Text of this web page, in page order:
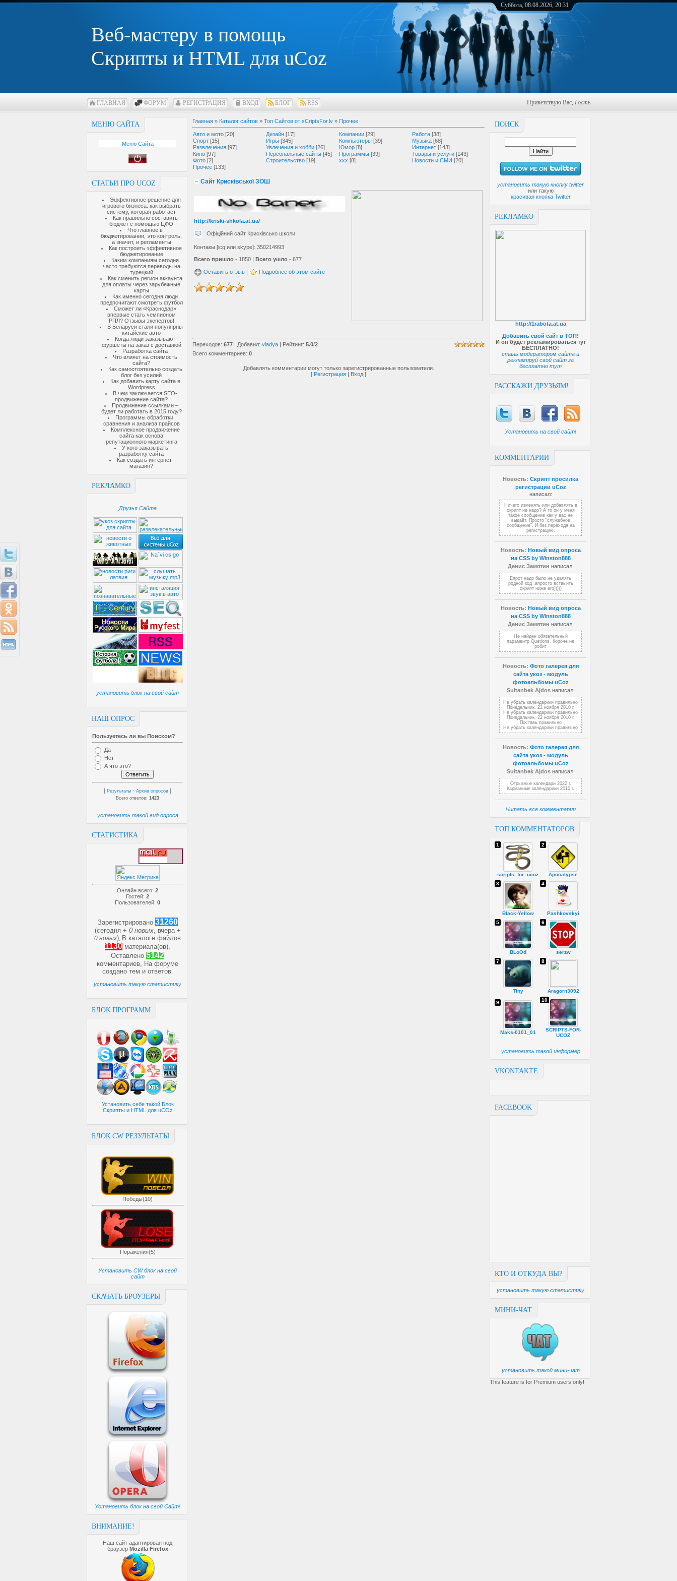
Веб-мастеру в помощь
Скрипты и HTML для uCoz
Суббота, 08.08.2026, 20:31
ГЛАВНАЯ ФОРУМ РЕГИСТРАЦИЯ ВХОД БЛОГ RSS Приветствую Вас, Гость
МЕНЮ САЙТА
Меню Сайта
СТАТЬИ ПРО UCOZ
Эффективное решение для
игрового бизнеса: как выбрать
систему, которая работает
Как правильно составить
бюджет с помощью ЦФО
Что главное в
бюджетировании, это контроль,
а значит, и регламенты
Как построить эффективное
бюджетирование
Каким компаниям сегодня
часто требуются переводы на
турецкий
Как сменить регион аккаунта
для оплаты через зарубежные
карты
Как именно сегодня люди
предпочитают смотреть футбол
Сможет ли «Краснодар»
впервые стать чемпионом
РПЛ? Отзывы экспертов!
В Беларуси стали популярны
китайские авто
Когда люди заказывают
фуршеты на заказ с доставкой
Разработка сайта
Что влияет на стоимость
сайта?
Как самостоятельно создать
блог без усилий
Как добавить карту сайта в
Wordpress
В чем заключается SEO-
продвижение сайта?
Продвижение ссылками –
будет ли работать в 2015 году?
Программы обработки,
сравнения и анализа прайсов
Комплексное продвижение
сайта как основа
репутационного маркетинга
У кого заказывать
разработку сайта
Как создать интернет-
магазин?
РЕКЛАМКО
Друзья Сайта
установить блок на свой сайт
НАШ ОПРОС
Пользуетесь ли вы Поиском?
Да
Нет
А что это?
[ Результаты · Архив опросов ]
Всего ответов: 1423
установить такой вид опроса
СТАТИСТИКА
Онлайн всего: 2
Гостей: 2
Пользователей: 0
Зарегистрировано 31260
(сегодня + 0 новых, вчера +
0 новых) В каталоге файлов
1130 материала(ов),
Оставлено 5142
комментариев, На форуме
создано тем и ответов.
установить такую статистику
БЛОК ПРОГРАММ
Установить себе такой Блок
Скрипты и HTML для uCOz
БЛОК CW РЕЗУЛЬТАТЫ
Победы(10)
Поражения(5)
Установить CW блок на свой
сайт
СКАЧАТЬ БРОУЗЕРЫ
Установить блок на свой Сайт!
ВНИМАНИЕ!
Наш сайт адаптирован под
браузер Mozilla Firefox
ПОИСК
установить такую кнопку twitter
или такую
красивая кнопка Twitter
РЕКЛАМКО
http://1rabota.at.ua
Добавить свой сайт в ТОП!
И он будет рекламироваться тут
БЕСПЛАТНО!
стань модератором сайта и
рекламируй свой сайт за
бесплатно тут
РАССКАЖИ ДРУЗЬЯМ!
Установить на свой сайт!
КОММЕНТАРИИ
Новость: Скрипт просилка
регистрации uCoz
написал:
Ничего изменять или добавлять в
скрипт не надо? А то он у меня
такое сообщение как у вас не
выдаёт. Просто "служебное
сообщение". И без перехода на
регистрацию.
Новость: Новый вид опроса
на CSS by Winston888
Денис Замятин написал:
Епрст надо было не удалять
родной код ,апросто встаыить
скрипт ниже его)))))
Новость: Новый вид опроса
на CSS by Winston888
Денис Замятин написал:
Не найден обязательный
параментр Quetions. Короче не
робит
Новость: Фото галерея для
сайта укоз - модуль
фотоальбомы uCoz
Sultanbek Ajdosнаписал:
Не убрать календарики правильно
Понедельник, 22 ноября 2010 г.
Не убрать календарики правильно
Понедельник, 22 ноября 2010 г.
Поставь правильно
Не убрать календарики правильно
Новость: Фото галерея для
сайта укоз - модуль
фотоальбомы uCoz
Sultanbek Ajdosнаписал:
Отрывные календари 2022 г.
Карманные календарики 2010 г.
Читать все комментарии
ТОП КОММЕНТАТОРОВ
scripts_for_ucoz
1
Apocalypse
2
Black-Yellow
3
Pashkovskyi
4
BLoOd
5
serzw
6
Tiny
7
Aragorn3092
8
Maks-0101_01
9
SCRIPTS-FOR-
UCOZ
10
установить такой информер
VKONTAKTE
FACEBOOK
КТО И ОТКУДА ВЫ?
установить такую статистику
МИНИ-ЧАТ
установить такой мини-чат
This feature is for Premium users only!
Главная » Каталог сайтов » Топ Сайтов от sCriptsFor.lv » Прочее
Авто и мото [20] Дизайн [17] Компании [29] Работа [38]
Спорт [15] Игры [345] Компьютеры [39] Музыка [68]
Развлечения [97] Увлечения и хобби [26] Юмор [8] Интернет [143]
Кино [97] Персональные сайты [45] Программы [39] Товары и услуги [143]
Фото [2] Строительство [19] ххх [8] Новости и СМИ [20]
Прочее [133]
Сайт Крисківської ЗОШ
http://kriski-shkola.at.ua/
Офіційний сайт Крисківсько школи
Контакы [icq или skype]: 350214993
Всего пришло - 1850 | Всего ушло - 677 |
Оставить отзыв | Подробнее об этом сайте
Переходов: 677 | Добавил: vladya | Рейтинг: 5.0/2
Всего комментариев: 0
Добавлять комментарии могут только зарегистрированные пользователи.
[ Регистрация | Вход ]